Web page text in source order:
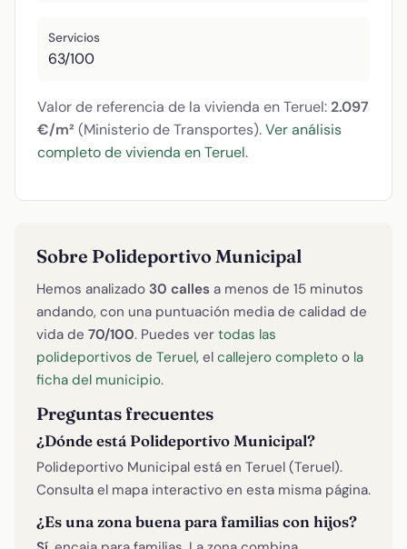
Servicios
63/100
Valor de referencia de la vivienda en Teruel: 2.097
€/m² (Ministerio de Transportes).Ver análisis
completo de vivienda en Teruel.
Sobre Polideportivo Municipal
Hemos analizado 30 calles a menos de 15 minutos
andando, con una puntuación media de calidad de
vida de 70/100. Puedes ver todas las
polideportivos de Teruel, el callejero completo o la
ficha del municipio.
Preguntas frecuentes
¿Dónde está Polideportivo Municipal?
Polideportivo Municipal está en Teruel (Teruel).
Consulta el mapa interactivo en esta misma página.
¿Es una zona buena para familias con hijos?